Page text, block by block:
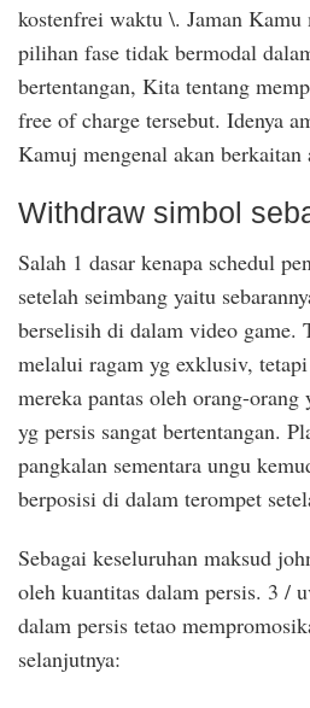
kostenfrei waktu \. Jaman
pilihan fase tidak bermodal
bertentangan, Kita tentang
free of charge tersebut. Idenya
Kamuj mengenal akan berkaitan
Withdraw simbol
Salah 1 dasar kenapa schedul
setelah seimbang yaitu
berselisih di dalam video game.
melalui ragam yg exklusiv,
mereka pantas oleh orang-
yg persis sangat bertentangan.
pangkalan sementara ungu
berposisi di dalam terompet
Sebagai keseluruhan maksud
oleh kuantitas dalam persis. 3 /
dalam persis tetao
selanjutnya: